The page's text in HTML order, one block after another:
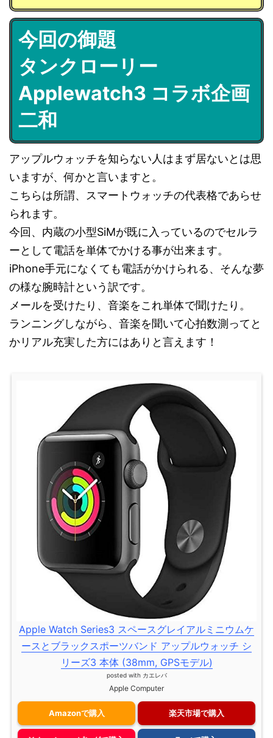
今回の御題
タンクローリー
Applewatch3 コラボ企画
二和
アップルウォッチを知らない人はまず居ないとは思
いますが、何かと言いますと。
こちらは所謂、スマートウォッチの代表格であらせ
られます。
今回、内蔵の小型SiMが既に入っているのでセルラ
ーとして電話を単体でかける事が出来ます。
iPhone手元になくても電話がかけられる、そんな夢
の様な腕時計という訳です。
メールを受けたり、音楽をこれ単体で聞けたり。
ランニングしながら、音楽を聞いて心拍数測ってと
かリアル充実した方にはありと言えます！
Apple Watch Series3 スペースグレイアルミニウムケ
ースとブラックスポーツバンド アップルウォッチ シ
リーズ3 本体 (38mm, GPSモデル)
posted with カエレバ
Apple Computer
Amazonで購入 楽天市場で購入